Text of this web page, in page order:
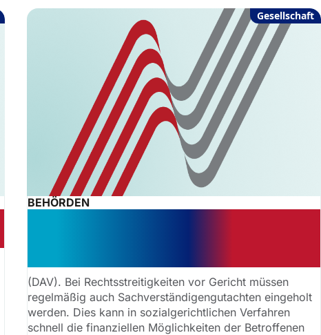
Gesellschaft
BEHÖRDEN
(DAV). Bei Rechtsstreitigkeiten vor Gericht müssen
regelmäßig auch Sachverständigengutachten eingeholt
werden. Dies kann in sozialgerichtlichen Verfahren
schnell die finanziellen Möglichkeiten der Betroffenen